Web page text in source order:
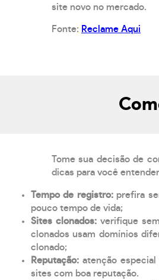
site novo no mercado.
Fonte: Reclame Aqui
Tome sua decisão de
dicas para você
Tempo de registro: prefira
pouco tempo de vida;
Sites clonados: verifique
clonados usam domínios
clonado;
Reputação: atenção
sites com boa reputação.